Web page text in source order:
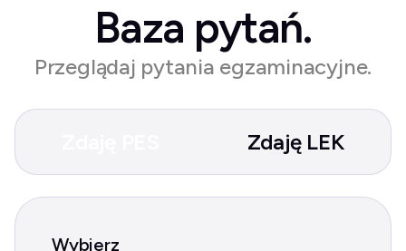
Baza pytań.
Przeglądaj pytania egzaminacyjne.
Zdaję LEK
Wybierz